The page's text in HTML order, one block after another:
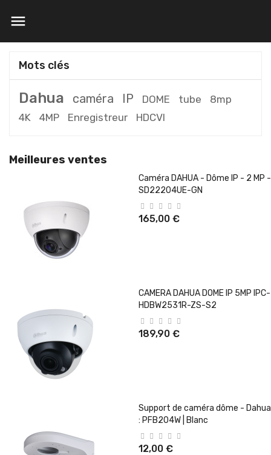

Mots clés
Dahua caméra IP DOME tube
8mp
4K
4MP Enregistreur HDCVI
Meilleures ventes
Caméra DAHUA - Dôme IP - 2 MP -
SD22204UE-GN
165,00 €
CAMERA DAHUA DOME IP 5MP IPC-
HDBW2531R-ZS-S2
189,90 €
Support de caméra dôme - Dahua
: PFB204W | Blanc
12,00 €